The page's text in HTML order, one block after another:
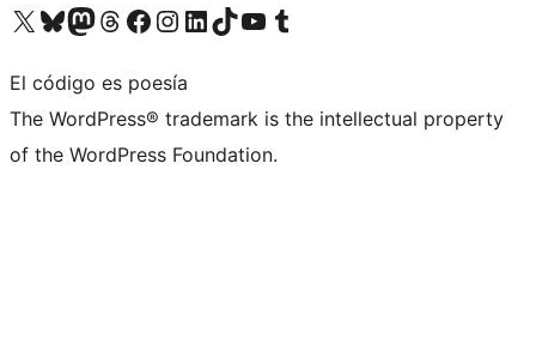
Visita nuestra cuenta de X (anteriormente Twitter)
Visita nuestra cuenta de Bluesky
Visita nuestra cuenta de Mastodon
Visita nuestra cuenta de Threads
Visita nuestra página de Facebook
Visita nuestra cuenta de Instagram
Visita nuestra cuenta de LinkedIn
Visita nuestra cuenta de TikTok
Visita nuestro canal de YouTube
Visita nuestra cuenta de Tumblr
El código es poesía
The WordPress® trademark is the intellectual property
of the WordPress Foundation.